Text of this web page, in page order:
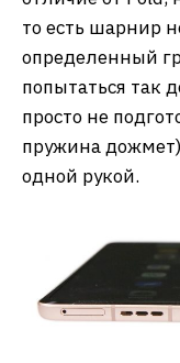
то есть шарнир
определенный
попытаться так
просто не
пружина
одной рукой.